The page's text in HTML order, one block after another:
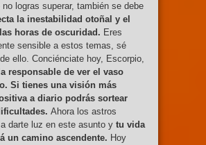
logras superar, también se debe
la inestabilidad otoñal y el
horas de oscuridad. Eres
sensible a estos temas, sé
ello. Conciénciate hoy, Escorpio,
responsable de ver el vaso
Si tienes una visión más
a diario podrás sortear
Ahora los astros
darte luz en este asunto y tu vida
un camino ascendente. Hoy